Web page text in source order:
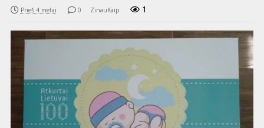
Prieš 4 metai 0 ZinauKaip 1